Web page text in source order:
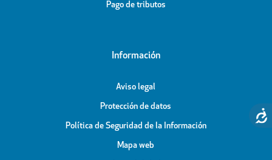
Pago de tributos
Información
Aviso legal
Protección de datos
Política de Seguridad de la Información
Mapa web